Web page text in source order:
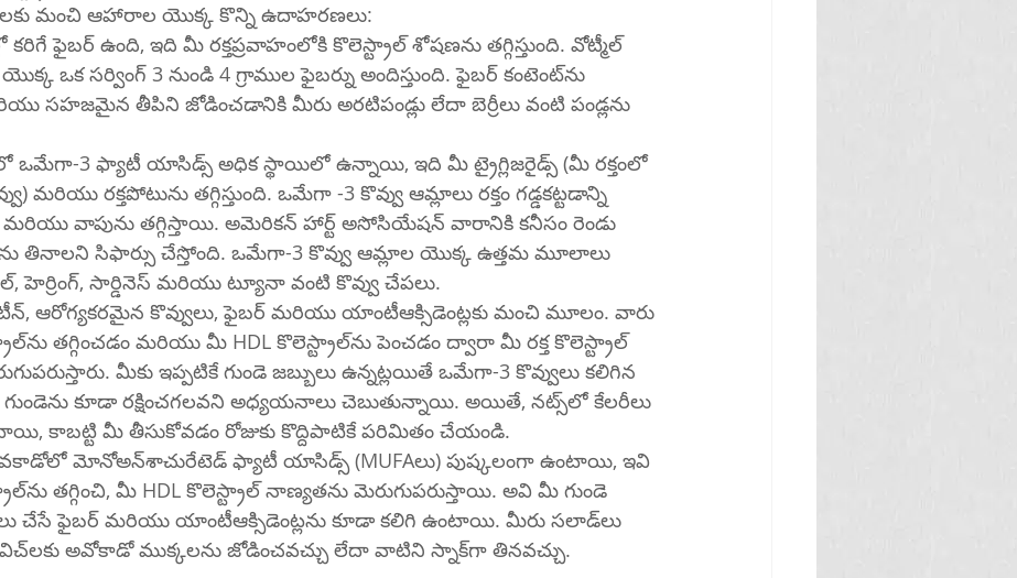
మంచి ఆహారాల యొక్క కొన్ని ఉదాహరణలు:
కరిగే ఫైబర్ ఉంది, ఇది మీ రక్తప్రవాహంలోకి కొలెస్ట్రాల్ శోషణను తగ్గిస్తుంది. వోట్మీల్
ఒక సర్వింగ్ 3 నుండి 4 గ్రాముల ఫైబర్ను అందిస్తుంది. ఫైబర్ కంటెంట్‌ను
సహజమైన తీపిని జోడించడానికి మీరు అరటిపండ్లు లేదా బెర్రీలు వంటి పండ్లను
ఒమేగా-3 ఫ్యాటీ యాసిడ్స్ అధిక స్థాయిలో ఉన్నాయి, ఇది మీ ట్రైగ్లిజరైడ్స్ (మీ రక్తంలో
మరియు రక్తపోటును తగ్గిస్తుంది. ఒమేగా -3 కొవ్వు ఆమ్లాలు రక్తం గడ్డకట్టడాన్ని
మరియు వాపును తగ్గిస్తాయి. అమెరికన్ హార్ట్ అసోసియేషన్ వారానికి కనీసం రెండు
తినాలని సిఫార్సు చేస్తోంది. ఒమేగా-3 కొవ్వు ఆమ్లాల యొక్క ఉత్తమ మూలాలు
హెర్రింగ్, సార్డినెస్ మరియు ట్యూనా వంటి కొవ్వు చేపలు.
ఆరోగ్యకరమైన కొవ్వులు, ఫైబర్ మరియు యాంటీఆక్సిడెంట్లకు మంచి మూలం. వారు
కొలెస్ట్రాల్
మీకు ఇప్పటికే గుండె జబ్బులు ఉన్నట్లయితే ఒమేగా-3 కొవ్వులు కలిగిన
కాబట్టి మీ తీసుకోవడం రోజుకు కొద్దిపాటికే పరిమితం చేయండి.
యాసిడ్స్ (MUFAలు) పుష్కలంగా ఉంటాయి, ఇవి
అవి మీ గుండె
చేసే ఫైబర్ మరియు యాంటీఆక్సిడెంట్లను కూడా కలిగి ఉంటాయి. మీరు సలాడ్‌లు
మరియు శాండ్‌విచ్‌లకు అవోకాడో ముక్కలను జోడించవచ్చు లేదా వాటిని స్నాక్‌గా తినవచ్చు.